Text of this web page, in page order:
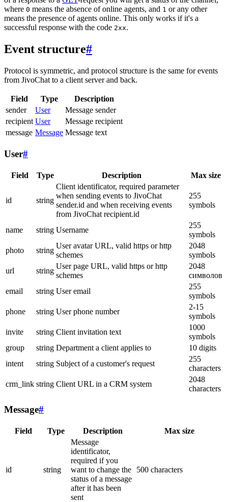
where 0 means the absence of online agents, and 1 or any other
means the presence of agents online. This only works if it's a
successful response with the code 2xx.
Event structure#
Protocol is symmetric, and protocol structure is the same for events
from JivoChat to a client server and back.
Field Type
Description
sender
User
Message sender
recipient User
Message recipient
message Message Message text
User#
Field Type Description Max size
id string
Client identificator, required parameter
when sending events to JivoChat
sender.id and when receiving events
from JivoChat recipient.id
255
symbols
name string Username
255
symbols
photo
string
User avatar URL, valid https or http
schemes
2048
symbols
url
string
User page URL, valid https or http
schemes
2048
символов
email
string User email
255
symbols
phone
string User phone number
2-15
symbols
invite
string Client invitation text
1000
symbols
group
string Department a client applies to
10 digits
intent
string Subject of a customer's request
255
characters
crm_link string Client URL in a CRM system
2048
characters
Message#
Field Type Description Max size
id string
Message
identificator,
required if you
want to change the
status of a message
after it has been
sent
500 characters